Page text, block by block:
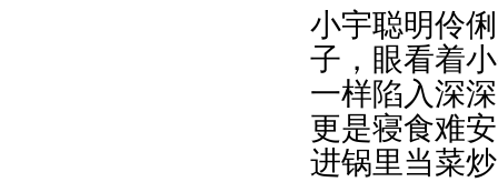
小宇聪明伶
子，眼看着
一样陷入深
更是寝食难
进锅里当菜